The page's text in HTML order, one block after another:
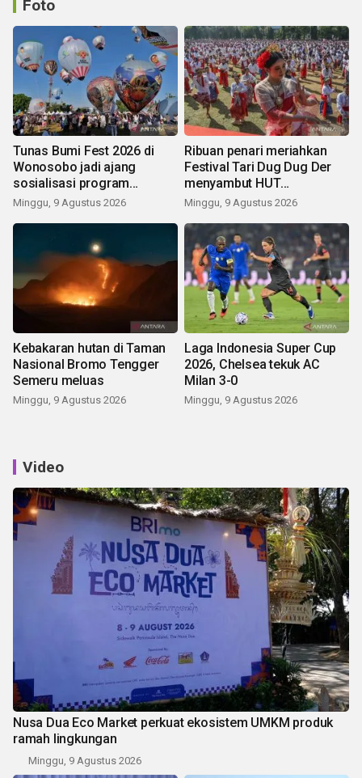
Foto
Tunas Bumi Fest 2026 di
Wonosobo jadi ajang
sosialisasi program
pemerintah lewat balon
Minggu, 9 Agustus 2026
Ribuan penari meriahkan
Festival Tari Dug Dug Der
menyambut HUT
Kemerdekaan
Minggu, 9 Agustus 2026
Kebakaran hutan di Taman
Nasional Bromo Tengger
Semeru meluas
Minggu, 9 Agustus 2026
Laga Indonesia Super Cup
2026, Chelsea tekuk AC
Milan 3-0
Minggu, 9 Agustus 2026
Video
Nusa Dua Eco Market perkuat ekosistem UMKM produk
ramah lingkungan
Minggu, 9 Agustus 2026